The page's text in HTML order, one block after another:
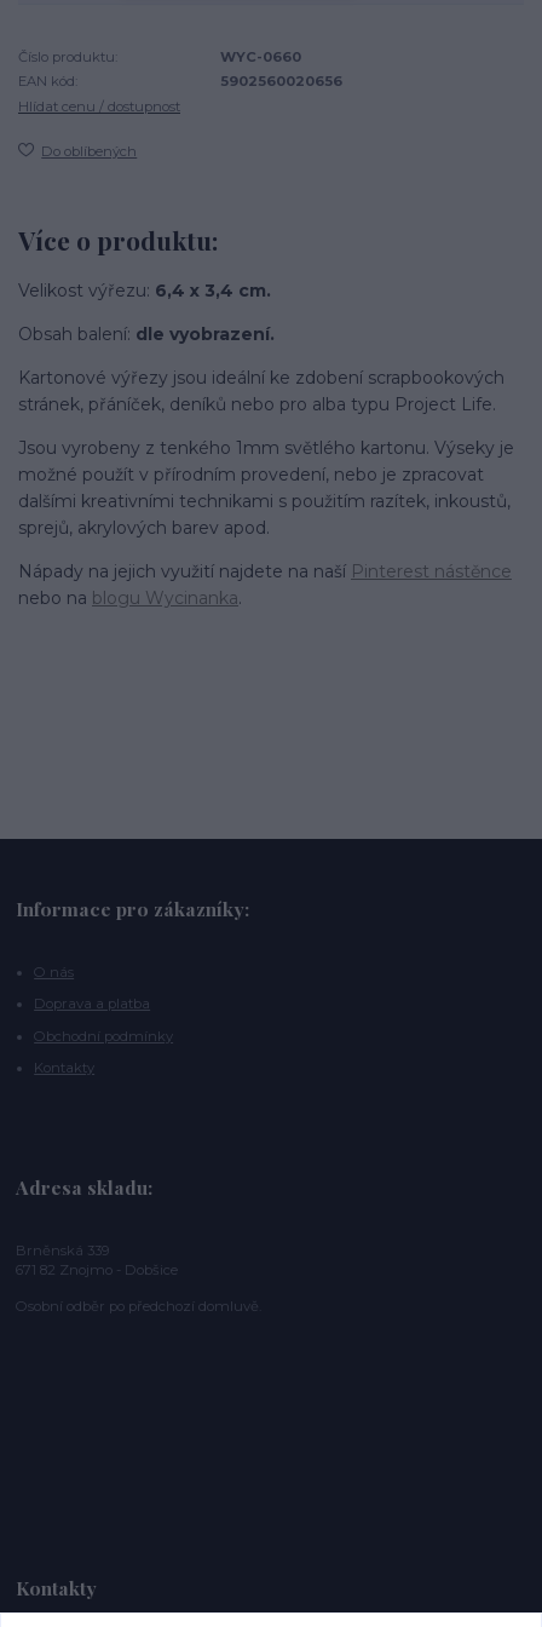
Číslo produktu:
WYC-0660
EAN kód:
5902560020656
Hlídat cenu / dostupnost
Do oblíbených
Více o produktu:
Velikost výřezu: 6,4 x 3,4 cm.
Obsah balení: dle vyobrazení.
Kartonové výřezy jsou ideální ke zdobení scrapbookových
stránek, přáníček, deníků nebo pro alba typu Project Life.
Jsou vyrobeny z tenkého 1mm světlého kartonu. Výseky je
možné použít v přírodním provedení, nebo je zpracovat
dalšími kreativními technikami s použitím razítek, inkoustů,
sprejů, akrylových barev apod.
Nápady na jejich využití najdete na naší Pinterest nástěnce
nebo na blogu Wycinanka.
Informace pro zákazníky:
O nás
Doprava a platba
Obchodní podmínky
Kontakty
Adresa skladu:
Brněnská 339
671 82 Znojmo - Dobšice
Osobní odběr po předchozí domluvě.
Kontakty